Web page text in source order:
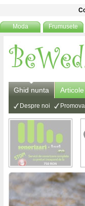
Moda Frumusete
Ghid nunta Articole
Despre noi